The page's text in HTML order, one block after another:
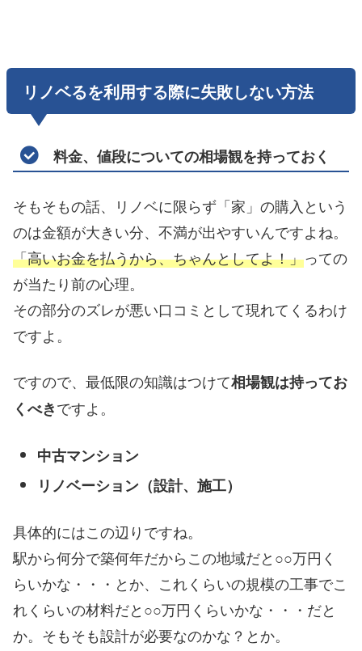
リノベるを利用する際に失敗しない方法
料金、値段についての相場観を持っておく
そもそもの話、リノベに限らず「家」の購入という
のは金額が大きい分、不満が出やすいんですよね。
「高いお金を払うから、ちゃんとしてよ！」っての
が当たり前の心理。
その部分のズレが悪い口コミとして現れてくるわけ
ですよ。
ですので、最低限の知識はつけて相場観は持ってお
くべきですよ。
中古マンション
リノベーション（設計、施工）
具体的にはこの辺りですね。
駅から何分で築何年だからこの地域だと○○万円く
らいかな・・・とか、これくらいの規模の工事でこ
れくらいの材料だと○○万円くらいかな・・・だと
か。そもそも設計が必要なのかな？とか。